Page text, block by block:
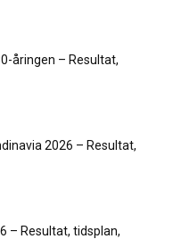
åringen – Resultat,
2026 – Resultat,
– Resultat, tidsplan,